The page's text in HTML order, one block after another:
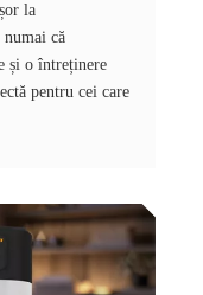
la
numai că
și o întreținere
pentru cei care